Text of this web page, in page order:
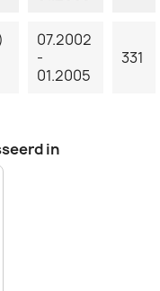
07.2002
-
01.2005
331
in